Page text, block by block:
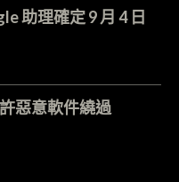
助理確定 9 月 4 日
惡意軟件繞過